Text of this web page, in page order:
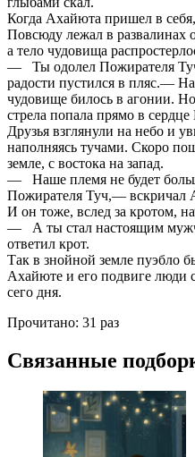
Когда Ахайюта пришел в себя,
Повсюду лежал в
а тело чудовища
— Ты одолел Пожирателя
радости пустился в пляс.—
чудовище билось в агонии.
стрела попала прямо в
Друзья взглянули на небо и
наполняясь тучами. Скоро
земле, с востока на запад.
— Наше племя не будет
Пожирателя Туч,— вскричал
И он тоже, вслед за кротом,
— А ты стал настоящим
ответил крот.
Так в знойной земле пуэбло
Ахайюте и его подвиге люди
сего дня.
Прочитано: 31 раз
Связанные